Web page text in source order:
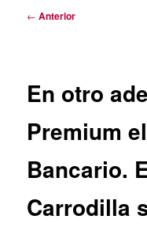
Navegación
← Anterior
En otro
Premium
Bancario.
Carrodilla